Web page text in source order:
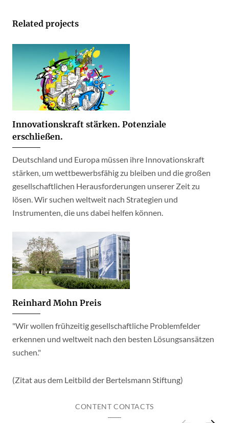
Related projects
Innovationskraft stärken. Potenziale
erschließen.
Deutschland und Europa müssen ihre Innovationskraft
stärken, um wettbewerbsfähig zu bleiben und die großen
gesellschaftlichen Herausforderungen unserer Zeit zu
lösen. Wir suchen weltweit nach Strategien und
Instrumenten, die uns dabei helfen können.
Reinhard Mohn Preis
"Wir wollen frühzeitig gesellschaftliche Problemfelder
erkennen und weltweit nach den besten Lösungsansätzen
suchen."
(Zitat aus dem Leitbild der Bertelsmann Stiftung)
CONTENT CONTACTS